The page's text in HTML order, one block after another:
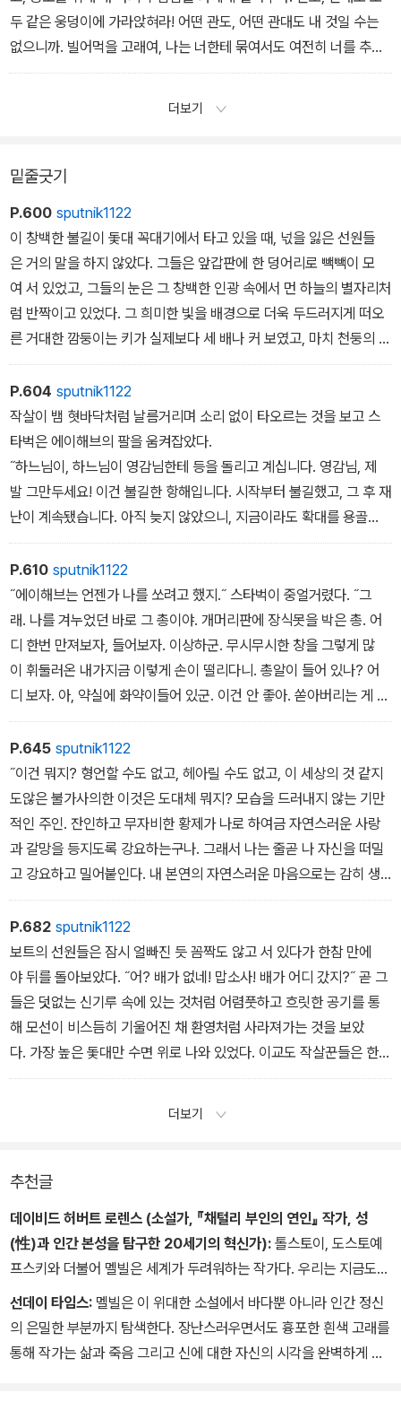
두 같은 웅덩이에 가라앉혀라! 어떤 관도, 어떤 관대도 내 것일 수는
없으니까. 빌어먹을 고래여, 나는 너한테 묶여서도 여전히 너를 추적
하면서 산산조각으로 부서지겠다. 그래서 나는 창을 포기한다!”
더보기
밑줄긋기
P.600 sputnik1122
이 창백한 불길이 돛대 꼭대기에서 타고 있을 때, 넋을 잃은 선원들
은 거의 말을 하지 않았다. 그들은 앞갑판에 한 덩어리로 빽빽이 모
여 서 있었고, 그들의 눈은 그 창백한 인광 속에서 먼 하늘의 별자리처
럼 반짝이고 있었다. 그 희미한 빛을 배경으로 더욱 두드러지게 떠오
른 거대한 깜둥이는 키가 실제보다 세 배나 커 보였고, 마치 천둥의 근
원인 먹구름처럼 보였다. 타슈테고의 벌린 입에서는 상어처럼 새하
얀 이가 드러났는데, 그것도 역시성 엘모의 불에 닿은 것처럼 야릇하
게 빛나고 있었다. 퀴퀘그의 문신도 초자연적인 빛을 받아 그의 몸뚱
이 위에서 악마의 푸른 불길처럼 타오르고있었다.
이 극적인 장면은 결국 돛대 꼭대기의 창백한 불꽃과 함께 사라지
고, ‘피쿼드‘호와 그 갑판 위에 있는 모든 선원은 다시 어둠의 장막
에 휩싸였다. 잠시 후 스타벅은 뱃머리 앞으로 나아가다가 누군가
와 부딪쳤다. 스터브였다.
˝지금은 무슨 생각을 하고 있나? 자네가 외치는 소리를 들었는데, 노
래가사와는 다르던데?˝
˝아니, 아닙니다. 난 성 엘모의 불에게 말했을 뿐이에요. 우리 모두에
게 자비를 베풀어달라고, 그건 지금도 마찬가지예요. 하지만 성 엘모
의 불은 우울한 얼굴에만 자비를 베풉니까? 웃음에는 무자비한가
요? 여봐요, 스타벅 씨. 하지만 너무 어두워서 볼 수가 없군요. 그러
운의 징조로 생각합니다. 저돛대들은 고래기름으로 가득 차게 될 선
창에 뿌리를 내리고 있으니까요.
따라서 그 기름은 나무의 수액처럼 모두 돛대로 빨려 올라갈 거예
요. 그래요. 저 세 개의 돛대는 고래기름으로 타오르는 세 개의 양초
가 될 겁니다.
우리가 본 그 광경은 좋은 징조예요.˝
꽃이 또다시돛대 꼭대기에서 타고 있었다. 불꽃은 그 창백함 때문
에 초자연적인 느낌이 두 배로 강해진 것 같았다.
˝성 엘모의 불이여, 우리 모두에게 자비를 베푸소서.˝ 스터브가 다
시 소리쳤다.
주돛대 아래쪽, 스페인 금화와 불꽃 밑에서 배화교도가 에이해브 앞
시키고 있는 많은 선원들이 번득이는 섬광에 포착되었다. 그들은 이
는 말벌 떼처럼 보였다. 다른 선원들은 헤르쿨라네움에서 서 있거
나 걷거나 달리는 자세로 발굴된 해골들처럼 마법에 걸린 듯 다양
한 자세로 갑판에 뿌리를 내리고 있었지만, 눈은 모두 위쪽으로 치뜨
고 있었다.
˝여러분!˝ 에이해브가 외쳤다. ˝저걸 보아라. 주의해서 잘 보아둬
라. 저하얀 불꽃은 흰 고래에게 가는 길을 밝혀줄 뿐이다. 저 주돛대
에 걸려 있는 피뢰침 고리를 가져오라. 나는 그 맥박을 느끼고, 내 맥
P.604 sputnik1122
작살이 뱀 혓바닥처럼 날름거리며 소리 없이 타오르는 것을 보고 스
타벅은 에이해브의 팔을 움켜잡았다.
˝하느님이, 하느님이 영감님한테 등을 돌리고 계십니다. 영감님, 제
발 그만두세요! 이건 불길한 항해입니다. 시작부터 불길했고, 그 후 재
난이 계속됐습니다. 아직 늦지 않았으니, 지금이라도 확대를 용골
과 직각으로 돌리고, 이 바람을 집으로 데려다주는 순풍으로 삼아
서 이보다 나은 항해를 계속합시다.˝
스타벅의 말을 엿듣고 공포에 사로잡힌 선원들은, 돛대에는 돛이 하
나도 남아 있지 않았지만 당장 아딧줄로 우르르 달려갔다. 지금 당장
은 그들도 겁먹은 항해사와 같은 생각인 듯했다. 그들은 거의 선상 반
란에 가까운 함성을 질렀다. 하지만 에이해브는 덜거덕거리는 피뢰
침 고리를 갑판에 내던지고는, 타오르는 작살을 움켜쥐고 횃불처
럼 휘두르면서 선원들 사이로 뛰어 들어가, 누구든 맨 먼저 밧줄을 푸
는 놈은 이것으로 찔러 죽이겠다고 고함을 질렀다. 그의 서슬에 깜
짝 놀란 선원들은 그가 들고 있는 불타는 작살에 더욱 움츠러들어 허
둥지둥 뒤로 물러났다. 그러자 에이해브는 다시 입을 열었다.
˝흰 고래를 잡겠다는 너희들의 맹세는 내 맹세만큼 구속력을 갖는
다. 그리고 이 늙은 에이해브는 심장도 영혼도 육체도 허파도 생명
도 모두 그 맹세에 묶여 있다. 이 심장이 어떤 장단에 맞춰 고동치
은 마지막 공포를 내가 훅 날려주마!˝ 그러고는 단 한 번의 입김으
로 불꽃을 꺼버렸다.
태풍이 넓은 들판을 휘몰아칠 때 사람들이 외따로 서 있는 거대한 느
릅나무 근처에서 달아나는 까닭은 나무가 높고 튼튼할수록 벼락의 표
적이 되어더욱 위험하기 때문이다. 그와 같은 이치로, 에이해브의 마
지막 말을 들은 선원들은 대부분 경악과 공포에 사로잡혀 허둥지
P.610 sputnik1122
˝에이해브는 언젠가 나를 쏘려고 했지.˝ 스타벅이 중얼거렸다. ˝그
래. 나를 겨누었던 바로 그 총이야. 개머리판에 장식못을 박은 총. 어
디 한번 만져보자, 들어보자. 이상하군. 무시무시한 창을 그렇게 많
이 휘둘러온 내가지금 이렇게 손이 떨리다니. 총알이 들어 있나? 어
디 보자. 아, 약실에 화약이들어 있군. 이건 안 좋아. 쏟아버리는 게 낫
지 않을까? 아니, 잠깐만 손이떨리는 걸 고치자. 생각하는 동안 대담
하게 총을 잡고 있자. 나는 바람이 순풍으로 바뀐 것을 선장에게 보고
하러 온 거야. 하지만 어떤 순풍이지? 죽음과 파멸로 가는 순풍-모
비 딕에게는 순풍이지. 그 저주받은 고래에게만 좋은 순풍이야. 선장
은 이 총을 나한테 겨누었지. 바로 이 총이야. 그걸 내가 지금 쥐고 있
는 거야. 내가 지금 쥐고 있는 이 총으로 선장은 나를 죽이려 했어. 아
니, 선장은 모든 선원을 죽이는 것도 서슴지 않을 거야. 선장은어떤 폭
풍에도 돛을 내리지 않겠다고 말했어. 그 귀한 사분의도 내던져버렸
어. 그렇다면 위험한 바다에서 선장은 틀리기 쉬운 측정기에만 의존
한 채 주먹구구식으로 항로를 더듬어 가고 있다는 얘기잖아. 이 태
풍 속에서 선장은 피뢰침도 필요 없다고 단언했어. 하지만 그 미친 늙
은이가 선원을 몽땅 자신과 함께 파멸로 끌고 가도록 내버려두어
야 하나? 그래. 이 배가 치명적인 피해를 입는다면 선장은 서른 몇 명
을 고의로 죽인 살인자가될 거야. 그리고 단언하건대, 에이해브가 자
지 않게 돼. 하! 에이해브가 잠꼬대를 하고 있나? 응, 그래. 바로 저기
그래. 하지만 아직 살아 있고, 곧 다시 깨어날 거야. 그러면 노인네
도, 간청해도, 당신은 귀를 기울이지 않아. 그저 비웃고 경멸할 뿐이
지. 절대 명령에 절대 복종. 당신이 말하는 건 이것뿐이야. 그리고 선
원들 모두 당신과 마찬가지로맹세했다고. 우리 모두 에이해브라
고, 당신은 그렇게 말하지만, 그럴 리가 있나! 당치 않은 소리야! 하지
만 다른 방법이 없을까? 합법적인 방법은 없을까? 에이해브를 포로
로 잡아서 고국으로 데려갈까? 뭐라고? 살아 있는그 늙은이의 손에
P.645 sputnik1122
˝이건 뭐지? 형언할 수도 없고, 헤아릴 수도 없고, 이 세상의 것 같지
도않은 불가사의한 이것은 도대체 뭐지? 모습을 드러내지 않는 기만
적인 주인. 잔인하고 무자비한 황제가 나로 하여금 자연스러운 사랑
과 갈망을 등지도록 강요하는구나. 그래서 나는 줄곧 나 자신을 떠밀
고 강요하고 밀어붙인다. 내 본연의 자연스러운 마음으로는 감히 생
각도 못 할 짓을 기꺼이하도록 무모하게 몰아세우는 것일까? 에이해
브는 과연 에이해브인가? 지금이 팔을 들어 올리는 것은 나인가, 신
인가, 아니면 누구인가? 하지만 위대한 태양도 스스로 움직이는 것
이 아니라 하늘에서는 심부름꾼 같은 존재에 불과하다면, 스스로 회
전할 수 있는 별은 단 하나도 없고 보이지 않는 어면 힘이 모든 별
을 움직인다면, 이 보잘것없는 심장은 어떻게 고동칠 수 있고 이 작
은 두뇌는 어떻게 생각할 수 있단 말인가? 내가 아니라 신이 심장
올 고동치게 하고, 두뇌를 돌아가게 하고, 삶을 영위하게 하는 것이
려지고, 운명은 그 기계를 돌리는 지레라네. 저 미소 짓는 하늘과 깊이
치를 쫓아가서 물어뜯게 하는 것은 누구인가? 살인자들은 어디로 가
가 내리는가? 하지만 참으로 온화한 바람이고, 온화해 보이는 하늘이
구나. 공기는 이제 머나먼 초원에서 불어온 듯 향기롭구나. 스타벅, 안
데스의 산비탈 아래 어디에선가 사람들이 건초를 만들었고, 풀 베
는 사람들은 갓 벤 건초 사이에서 잠자고 있을 거야. 잔다고? 그렇
지. 우리는 아무리 힘들게 열심히 일해도 마지막에는 모두 들판에
서 잠자지 잠잔다고? 그래. 작년에 쓴 낫이 반쯤 벤 풀밭에 던져진 채
P.682 sputnik1122
보트의 선원들은 잠시 얼빠진 듯 꼼짝도 않고 서 있다가 한참 만에
야 뒤를 돌아보았다. ˝어? 배가 없네! 맙소사! 배가 어디 갔지?˝ 곧 그
들은 덧없는 신기루 속에 있는 것처럼 어렴풋하고 흐릿한 공기를 통
해 모선이 비스듬히 기울어진 채 환영처럼 사라져가는 것을 보았
다. 가장 높은 돛대만 수면 위로 나와 있었다. 이교도 작살꾼들은 한
때 높이 솟아 있던 활대에 심취했기 때문인지, 아니면 충성심 때문인
와 작살 등 생물과 무생물을 가리지 않고 모조리 그 안으로 끌어들
이 삼켜버렸다.
마지막으로 몰려든 파도가 서로 뒤섞이면서 주돛대 꼭대기에 매달
려 있던인디언의 머리를 뒤덮자, 이제 눈에 보이는 것이라고는 똑바
로 서 있는 활대 몇 뼘과 길게 펄럭이는 깃발 몇 미터뿐이었다. 파괴적
인 물결에 거의 닿다시피 한 깃발은 얄궂게도 파도와 조화를 이루
어 조용히 굽이치고 있었다. 그 순간, 붉은 팔과 뒤쪽으로 치켜든 망치
더보기
추천글
데이비드 허버트 로렌스 (소설가, 『채털리 부인의 연인』 작가, 성
(性)과 인간 본성을 탐구한 20세기의 혁신가): 톨스토이, 도스토예
프스키와 더불어 멜빌은 세계가 두려워하는 작가다. 우리는 지금도
그들을 두려워하고 있다.
선데이 타임스: 멜빌은 이 위대한 소설에서 바다뿐 아니라 인간 정신
의 은밀한 부분까지 탐색한다. 장난스러우면서도 흉포한 흰색 고래를
통해 작가는 삶과 죽음 그리고 신에 대한 자신의 시각을 완벽하게 상